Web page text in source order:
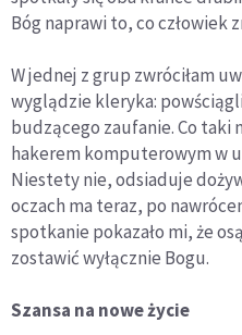
Bóg naprawi to, co człowiek
W jednej z grup zwróciłam
wyglądzie kleryka:
budzącego zaufanie. Co taki
hakerem komputerowym w
Niestety nie, odsiaduje
oczach ma teraz, po
spotkanie pokazało mi, że
zostawić wyłącznie Bogu.
Szansa na nowe życie